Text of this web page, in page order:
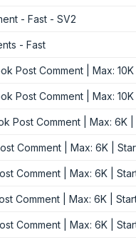
- Fast - SV2
- Fast
Post Comment | Max:
Post Comment | Max:
Post Comment | Max: 6K |
Comment | Max: 6K |
Comment | Max: 6K |
Comment | Max: 6K |
Comment | Max: 6K |